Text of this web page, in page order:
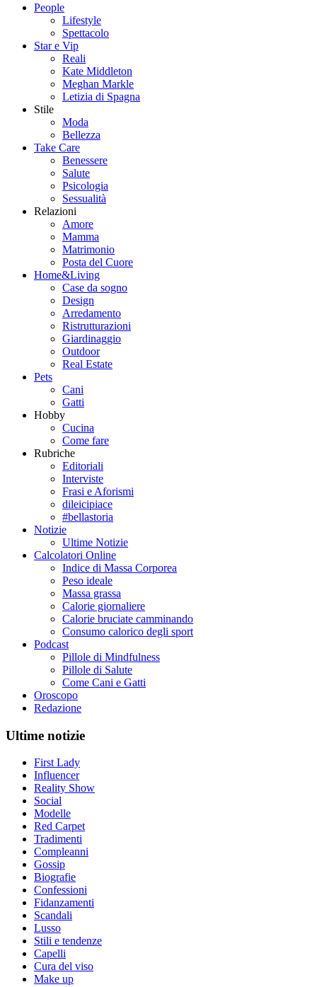
People
Lifestyle
Spettacolo
Star e Vip
Reali
Kate Middleton
Meghan Markle
Letizia di Spagna
Stile
Moda
Bellezza
Take Care
Benessere
Salute
Psicologia
Sessualità
Relazioni
Amore
Mamma
Matrimonio
Posta del Cuore
Home&Living
Case da sogno
Design
Arredamento
Ristrutturazioni
Giardinaggio
Outdoor
Real Estate
Pets
Cani
Gatti
Hobby
Cucina
Come fare
Rubriche
Editoriali
Interviste
Frasi e Aforismi
dileicipiace
#bellastoria
Notizie
Ultime Notizie
Calcolatori Online
Indice di Massa Corporea
Peso ideale
Massa grassa
Calorie giornaliere
Calorie bruciate camminando
Consumo calorico degli sport
Podcast
Pillole di Mindfulness
Pillole di Salute
Come Cani e Gatti
Oroscopo
Redazione
Ultime notizie
First Lady
Influencer
Reality Show
Social
Modelle
Red Carpet
Tradimenti
Compleanni
Gossip
Biografie
Confessioni
Fidanzamenti
Scandali
Lusso
Stili e tendenze
Capelli
Cura del viso
Make up